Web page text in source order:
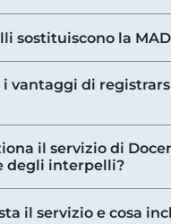
sostituiscono la
i vantaggi di
il servizio di
degli interpelli?
il servizio e cosa